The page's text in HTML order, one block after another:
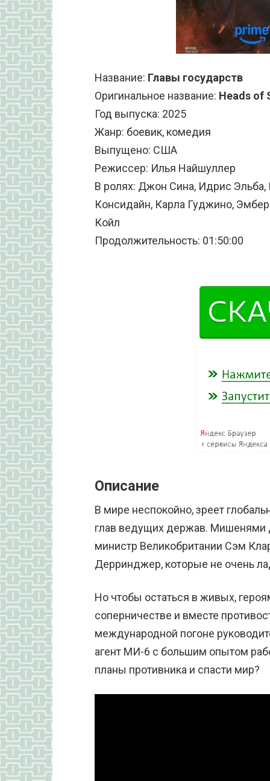
Название: Главы государств
Оригинальное название: Heads of
Год выпуска: 2025
Жанр: боевик, комедия
Выпущено: США
Режиссер: Илья Найшуллер
В ролях: Джон Сина, Идрис
Консидайн, Карла Гуджино,
Койл
Продолжительность: 01:50:00
Описание
В мире неспокойно, зреет
глав ведущих держав. Мишенями
министр Великобритании Сэм
Дерринджер, которые не очень
Но чтобы остаться в живых,
соперничестве и вместе
международной погоне
агент МИ-6 с большим опытом
планы противника и спасти мир?